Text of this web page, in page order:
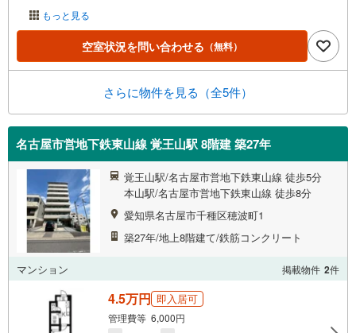
もっと見る
空室状況を問い合わせる （無料）
さらに物件を見る（全5件）
名古屋市営地下鉄東山線 覚王山駅 8階建 築27年
覚王山駅/名古屋市営地下鉄東山線 徒歩5分
本山駅/名古屋市営地下鉄東山線 徒歩8分
愛知県名古屋市千種区穂波町1
築27年/地上8階建て/鉄筋コンクリート
マンション 掲載物件 2件
4.5万円 即入居可
管理費等 6,000円